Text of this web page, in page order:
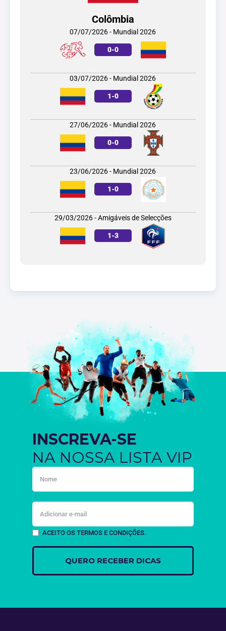
Colômbia
07/07/2026 - Mundial 2026
0-0
03/07/2026 - Mundial 2026
1-0
27/06/2026 - Mundial 2026
0-0
23/06/2026 - Mundial 2026
1-0
29/03/2026 - Amigáveis de Selecções
1-3
INSCREVA-SE
NA NOSSA LISTA VIP
ACEITO OS TERMOS E CONDIÇÕES.